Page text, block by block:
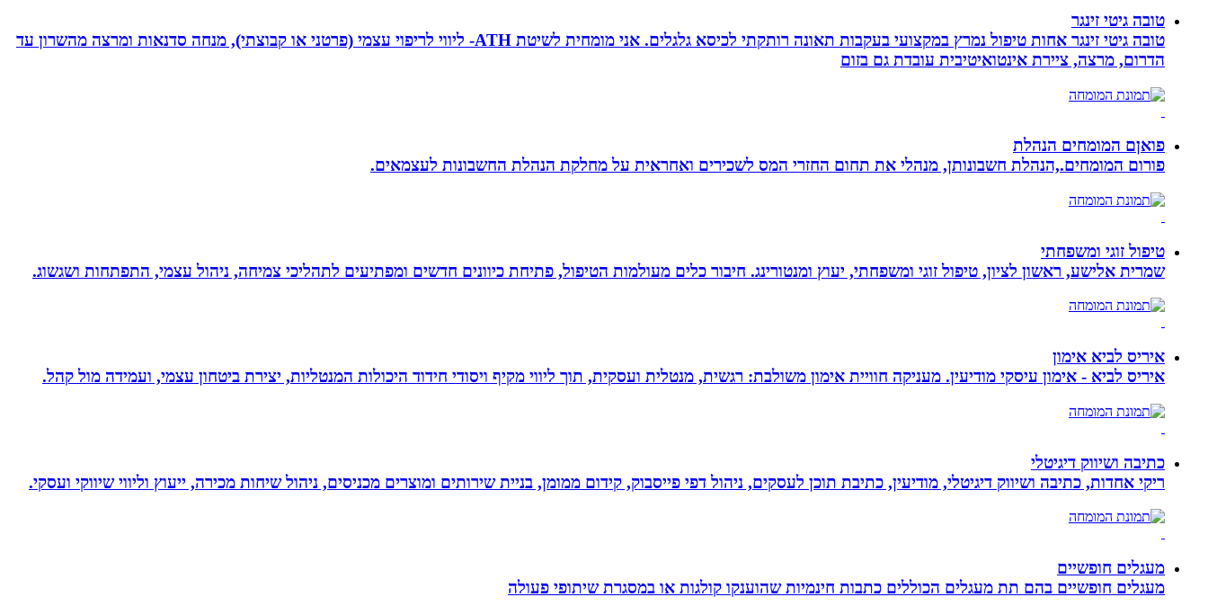
טובה גיטי זינגר
טובה גיטי זינגר אחות טיפול נמרץ במקצועי בעקבות תאונה רותקתי לכיסא גלגלים. אני מומחית לשיטת ATH- ליווי לריפוי עצמי (פרטני או קבוצתי), מנחה סדנאות ומרצה מהשרון עד
הדרום, מרצה, ציירת אינטואיטיבית עובדת גם בזום
פואןם המומחים הנהלת
פורום המומחים.,הנהלת חשבונותן, מנהלי את תחום החזרי המס לשכירים ואחראית על מחלקת הנהלת החשבונות לעצמאים.
טיפול זוגי ומשפחתי
שמרית אלישע, ראשון לציון, טיפול זוגי ומשפחתי, יעוץ ומנטורינג. חיבור כלים מעולמות הטיפול, פתיחת כיוונים חדשים ומפתיעים לתהליכי צמיחה, ניהול עצמי, התפתחות ושגשוג.
איריס לביא אימון
איריס לביא - אימון עיסקי מודיעין. מעניקה חוויית אימון משולבת: רגשית, מנטלית ועסקית, תוך ליווי מקיף ויסודי חידוד היכולות המנטליות, יצירת ביטחון עצמי, ועמידה מול קהל.
כתיבה ושיווק דיגיטלי
ריקי אחדות, כתיבה ושיווק דיגיטלי, מודיעין, כתיבת תוכן לעסקים, ניהול דפי פייסבוק, קידום ממומן, בניית שירותים ומוצרים מכניסים, ניהול שיחות מכירה, ייעוץ וליווי שיווקי ועסקי.
מעגלים חופשיים
מעגלים חופשיים בהם תת מעגלים הכוללים כתבות חינמיות שהוענקו קולגות או במסגרת שיתופי פעולה